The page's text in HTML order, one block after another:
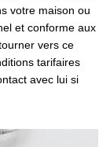
votre maison ou
et conforme aux
vers ce
tarifaires
avec lui si